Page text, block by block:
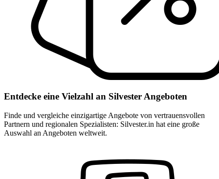
Entdecke eine Vielzahl an Silvester Angeboten
Finde und vergleiche einzigartige Angebote von vertrauensvollen
Partnern und regionalen Spezialisten: Silvester.in hat eine große
Auswahl an Angeboten weltweit.